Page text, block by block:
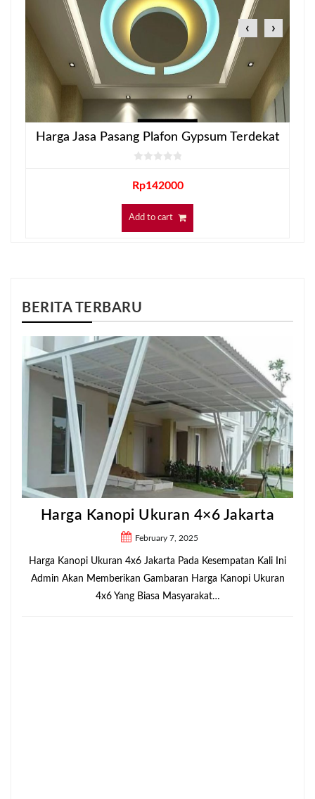
Harga Jasa Pasang Plafon Gypsum Terdekat
Rp142000
Add to cart
BERITA TERBARU
Harga Kanopi Ukuran 4×6 Jakarta
February 7, 2025
Harga Kanopi Ukuran 4x6 Jakarta Pada Kesempatan Kali Ini
Admin Akan Memberikan Gambaran Harga Kanopi Ukuran
4x6 Yang Biasa Masyarakat…
‹ ›